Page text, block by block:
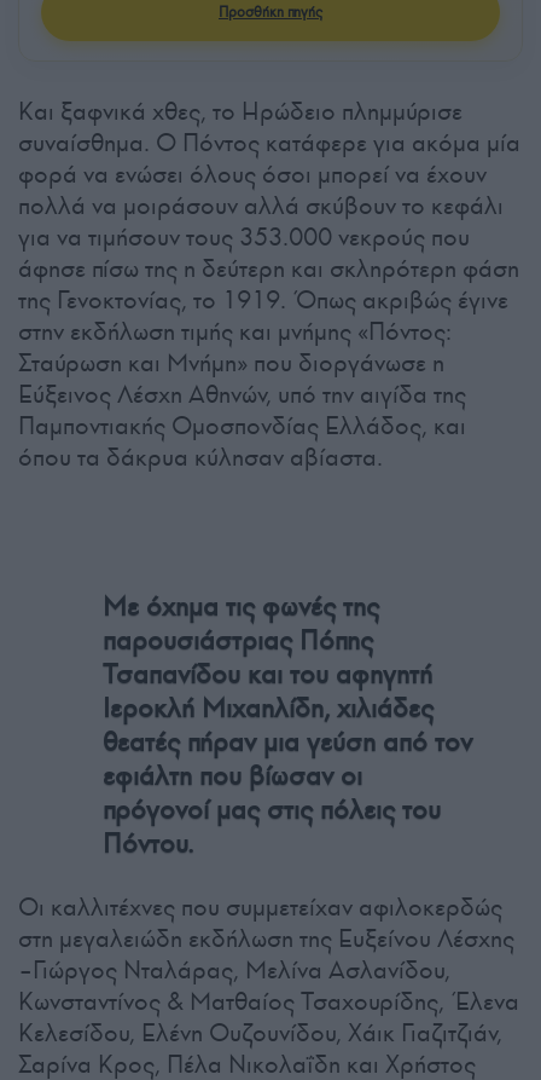
Προσθήκη πηγής
Και ξαφνικά χθες, το Ηρώδειο πλημμύρισε
συναίσθημα. Ο Πόντος κατάφερε για ακόμα μία
φορά να ενώσει όλους όσοι μπορεί να έχουν
πολλά να μοιράσουν αλλά σκύβουν το κεφάλι
για να τιμήσουν τους 353.000 νεκρούς που
άφησε πίσω της η δεύτερη και σκληρότερη φάση
της Γενοκτονίας, το 1919. Όπως ακριβώς έγινε
στην εκδήλωση τιμής και μνήμης «Πόντος:
Σταύρωση και Μνήμη» που διοργάνωσε η
Εύξεινος Λέσχη Αθηνών, υπό την αιγίδα της
Παμποντιακής Ομοσπονδίας Ελλάδος, και
όπου τα δάκρυα κύλησαν αβίαστα.
Με όχημα τις φωνές της
παρουσιάστριας Πόπης
Τσαπανίδου και του αφηγητή
Ιεροκλή Μιχαηλίδη, χιλιάδες
θεατές πήραν μια γεύση από τον
εφιάλτη που βίωσαν οι
πρόγονοί μας στις πόλεις του
Πόντου.
Οι καλλιτέχνες που συμμετείχαν αφιλοκερδώς
στη μεγαλειώδη εκδήλωση της Ευξείνου Λέσχης
–Γιώργος Νταλάρας, Μελίνα Ασλανίδου,
Κωνσταντίνος & Ματθαίος Τσαχουρίδης, Έλενα
Κελεσίδου, Ελένη Ουζουνίδου, Χάικ Γιαζιτζιάν,
Σαρίνα Κρος, Πέλα Νικολαΐδη και Χρήστος